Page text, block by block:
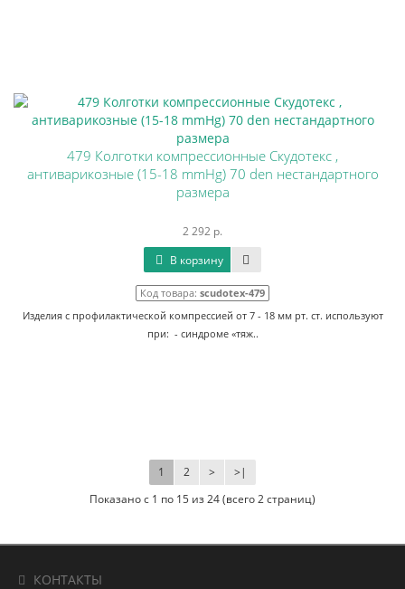
479 Колготки компрессионные Скудотекс ,
антиварикозные (15-18 mmHg) 70 den нестандартного
размера
2 292 р.
В корзину
Код товара: scudotex-479
Изделия с профилактической компрессией от 7 - 18 мм рт. ст. используют
при: - синдроме «тяж..
1 2 > >|
Показано с 1 по 15 из 24 (всего 2 страниц)
КОНТАКТЫ